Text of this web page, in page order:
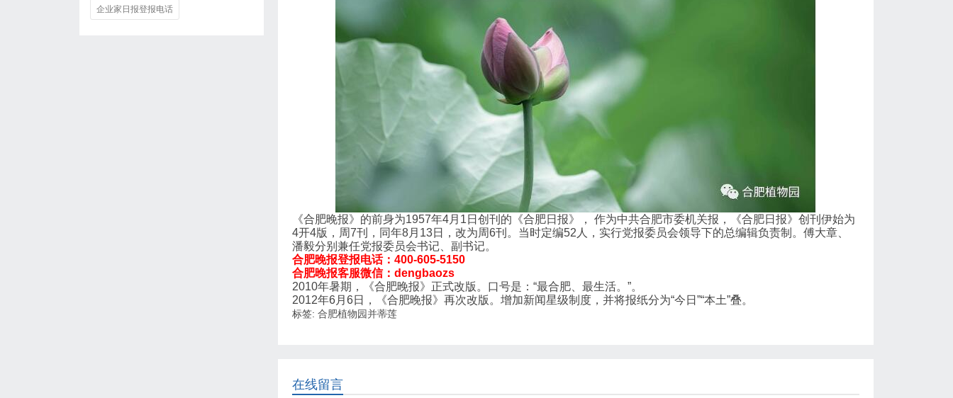
《合肥晚报》的前身为1957年4月1日创刊的《合肥日报》， 作为中共合肥市委机关报，《合肥日报》创刊伊始为
4开4版，周7刊，同年8月13日，改为周6刊。当时定编52人，实行党报委员会领导下的总编辑负责制。傅大章、
潘毅分别兼任党报委员会书记、副书记。
合肥晚报登报电话：400-605-5150
合肥晚报客服微信：dengbaozs
2010年暑期，《合肥晚报》正式改版。口号是：“最合肥、最生活。”。
2012年6月6日，《合肥晚报》再次改版。增加新闻星级制度，并将报纸分为“今日”“本土”叠。
标签: 合肥植物园并蒂莲
在线留言
企业家日报登报电话